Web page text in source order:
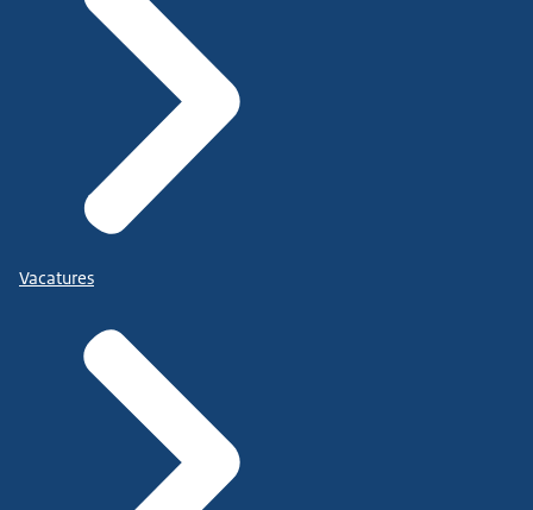
Vacatures